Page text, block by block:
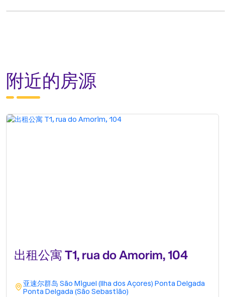
附近的房源
出租公寓 T1, rua do Amorim, 104
亚速尔群岛 São Miguel (Ilha dos Açores) Ponta Delgada
Ponta Delgada (São Sebastião)